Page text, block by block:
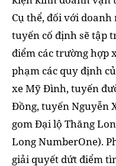
Cụ thể, đối với
tuyến cố định sẽ tập
điểm các trường hợp
phạm các quy định
xe Mỹ Đình, tuyến
Đồng, tuyến Nguyễn
gom Đại lộ Thăng
Long NumberOne).
giải quyết dứt điểm